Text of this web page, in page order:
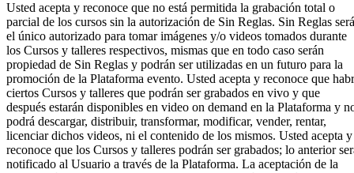
Usted acepta y reconoce que no está permitida la grabación total o
parcial de los cursos sin la autorización de Sin Reglas. Sin Reglas será
el único autorizado para tomar imágenes y/o videos tomados durante
los Cursos y talleres respectivos, mismas que en todo caso serán
propiedad de Sin Reglas y podrán ser utilizadas en un futuro para la
promoción de la Plataforma evento. Usted acepta y reconoce que
ciertos Cursos y talleres que podrán ser grabados en vivo y que
después estarán disponibles en video on demand en la Plataforma y
podrá descargar, distribuir, transformar, modificar, vender, rentar,
licenciar dichos videos, ni el contenido de los mismos. Usted acepta y
reconoce que los Cursos y talleres podrán ser grabados; lo anterior
notificado al Usuario a través de la Plataforma. La aceptación de la